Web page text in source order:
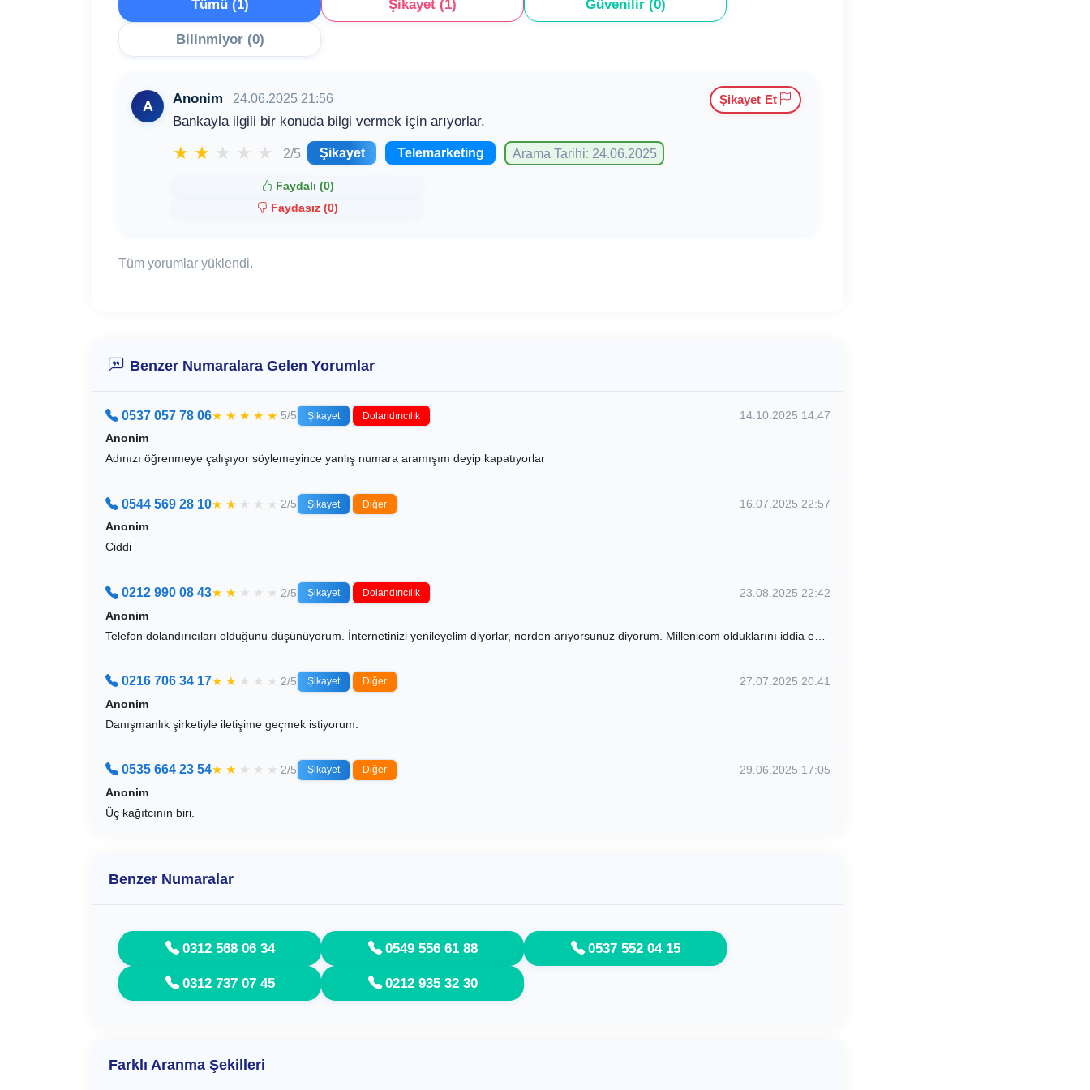
Tümü (1) Şikayet (1) Güvenilir (0)
Bilinmiyor (0)
A Anonim 24.06.2025 21:56
Bankayla ilgili bir konuda bilgi vermek için arıyorlar.
★ ★ ★ ★ ★ 2/5 Şikayet Telemarketing Arama Tarihi: 24.06.2025
Faydalı (0)
Faydasız (0)
Şikayet Et
Tüm yorumlar yüklendi.
Benzer Numaralara Gelen Yorumlar
0537 057 78 06★ ★ ★ ★ ★ 5/5 Şikayet Dolandırıcılık
14.10.2025 14:47
Anonim
Adınızı öğrenmeye çalışıyor söylemeyince yanlış numara aramışım deyip kapatıyorlar
0544 569 28 10★ ★ ★ ★ ★ 2/5 Şikayet Diğer
16.07.2025 22:57
Anonim
Ciddi
0212 990 08 43★ ★ ★ ★ ★ 2/5 Şikayet Dolandırıcılık
23.08.2025 22:42
Anonim
Telefon dolandırıcıları olduğunu düşünüyorum. İnternetinizi yenileyelim diyorlar, nerden arıyorsunuz diyorum. Millenicom olduklarını iddia e…
0216 706 34 17★ ★ ★ ★ ★ 2/5 Şikayet Diğer
27.07.2025 20:41
Anonim
Danışmanlık şirketiyle iletişime geçmek istiyorum.
0535 664 23 54★ ★ ★ ★ ★ 2/5 Şikayet Diğer
29.06.2025 17:05
Anonim
Üç kağıtcının biri.
Benzer Numaralar
0312 568 06 34 0549 556 61 88 0537 552 04 15
0312 737 07 45 0212 935 32 30
Farklı Aranma Şekilleri